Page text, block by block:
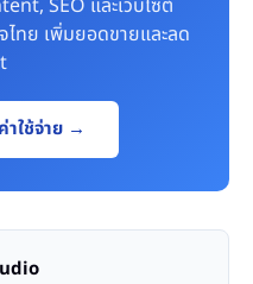
SEO และเว็บไซต์
ทย เพิ่มยอดขายและลด
ใช้จ่าย →